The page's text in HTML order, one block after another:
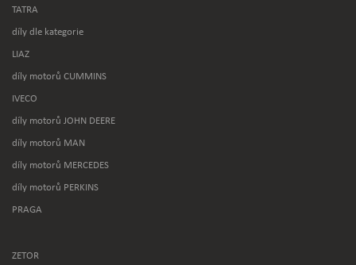
TATRA
díly dle kategorie
LIAZ
díly motorů CUMMINS
IVECO
díly motorů JOHN DEERE
díly motorů MAN
díly motorů MERCEDES
díly motorů PERKINS
PRAGA
ZETOR